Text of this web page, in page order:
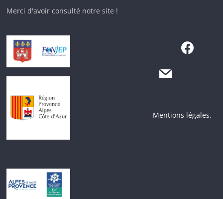
Merci d'avoir consulté notre site !
Mentions légales.